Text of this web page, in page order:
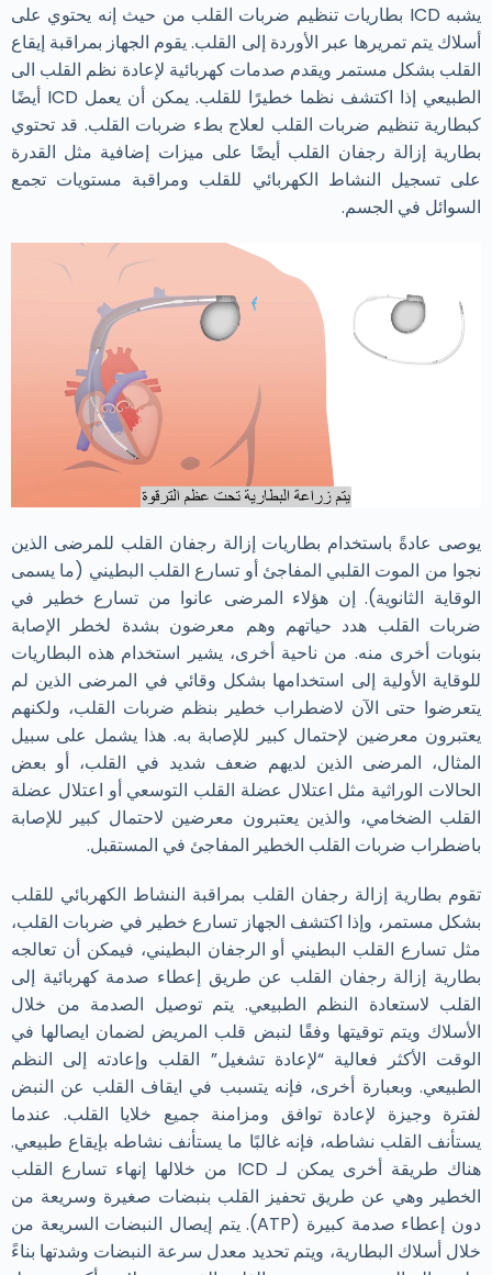
يشبه ICD بطاريات تنظيم ضربات القلب من حيث إنه يحتوي على
أسلاك يتم تمريرها عبر الأوردة إلى القلب. يقوم الجهاز بمراقبة إيقاع
القلب بشكل مستمر ويقدم صدمات كهربائية لإعادة نظم القلب الى
الطبيعي إذا اكتشف نظما خطيرًا للقلب. يمكن أن يعمل ICD أيضًا
كبطارية تنظيم ضربات القلب لعلاج بطء ضربات القلب. قد تحتوي
بطارية إزالة رجفان القلب أيضًا على ميزات إضافية مثل القدرة
على تسجيل النشاط الكهربائي للقلب ومراقبة مستويات تجمع
السوائل في الجسم.
يوصى عادةً باستخدام بطاريات إزالة رجفان القلب للمرضى الذين
نجوا من الموت القلبي المفاجئ أو تسارع القلب البطيني (ما يسمى
الوقاية الثانوية). إن هؤلاء المرضى عانوا من تسارع خطير في
ضربات القلب هدد حياتهم وهم معرضون بشدة لخطر الإصابة
بنوبات أخرى منه. من ناحية أخرى، يشير استخدام هذه البطاريات
للوقاية الأولية إلى استخدامها بشكل وقائي في المرضى الذين لم
يتعرضوا حتى الآن لاضطراب خطير بنظم ضربات القلب، ولكنهم
يعتبرون معرضين لإحتمال كبير للإصابة به. هذا يشمل على سبيل
المثال، المرضى الذين لديهم ضعف شديد في القلب، أو بعض
الحالات الوراثية مثل اعتلال عضلة القلب التوسعي أو اعتلال عضلة
القلب الضخامي، والذين يعتبرون معرضين لاحتمال كبير للإصابة
باضطراب ضربات القلب الخطير المفاجئ في المستقبل.
تقوم بطارية إزالة رجفان القلب بمراقبة النشاط الكهربائي للقلب
بشكل مستمر، وإذا اكتشف الجهاز تسارع خطير في ضربات القلب،
مثل تسارع القلب البطيني أو الرجفان البطيني، فيمكن أن تعالجه
بطارية إزالة رجفان القلب عن طريق إعطاء صدمة كهربائية إلى
القلب لاستعادة النظم الطبيعي. يتم توصيل الصدمة من خلال
الأسلاك ويتم توقيتها وفقًا لنبض قلب المريض لضمان ايصالها في
الوقت الأكثر فعالية “لإعادة تشغيل” القلب وإعادته إلى النظم
الطبيعي. وبعبارة أخرى، فإنه يتسبب في ايقاف القلب عن النبض
لفترة وجيزة لإعادة توافق ومزامنة جميع خلايا القلب. عندما
يستأنف القلب نشاطه، فإنه غالبًا ما يستأنف نشاطه بإيقاع طبيعي.
هناك طريقة أخرى يمكن لـ ICD من خلالها إنهاء تسارع القلب
الخطير وهي عن طريق تحفيز القلب بنبضات صغيرة وسريعة من
دون إعطاء صدمة كبيرة (ATP). يتم إيصال النبضات السريعة من
خلال أسلاك البطارية، ويتم تحديد معدل سرعة النبضات وشدتها بناءً